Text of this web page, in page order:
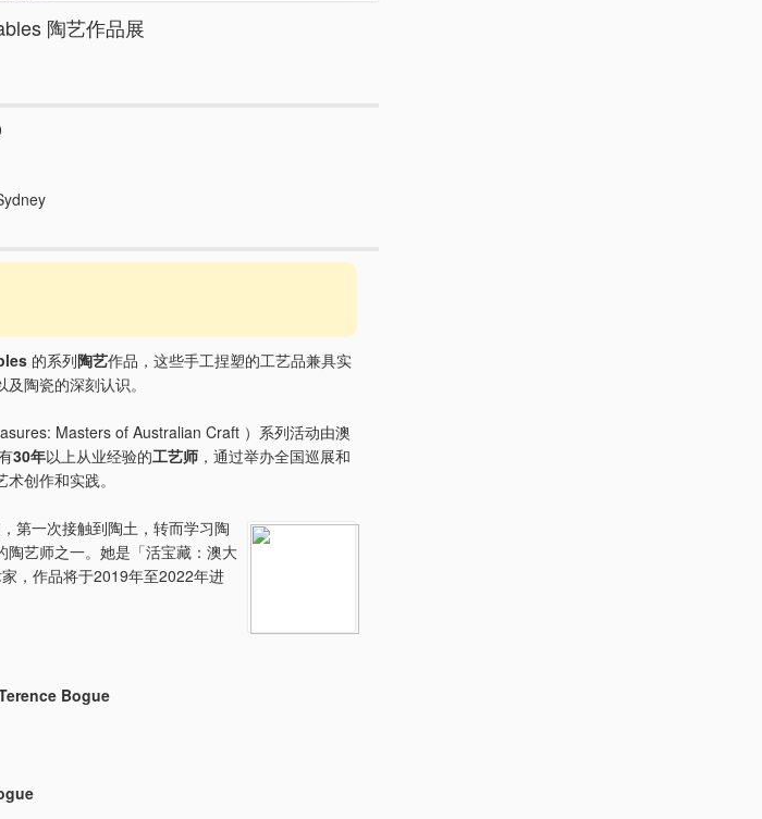
陶艺作品展
的系列陶艺作品，这些手工捏塑的工艺品兼具实
陶瓷的深刻认识。
Masters of Australian Craft ）系列活动由澳
30年以上从业经验的工艺师 ，通过举办全国巡展和
创作和实践。
第一次接触到陶土，转而学习陶
艺师之一。她是「活宝藏：澳大
，作品将于2019年至2022年进
Bogue